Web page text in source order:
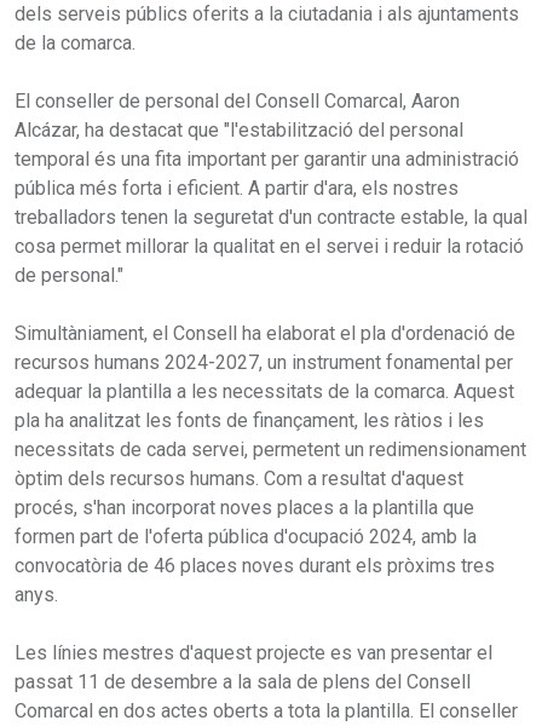
dels serveis públics oferits a la ciutadania i als ajuntaments
de la comarca.
El conseller de personal del Consell Comarcal, Aaron
Alcázar, ha destacat que "l'estabilització del personal
temporal és una fita important per garantir una administració
pública més forta i eficient. A partir d'ara, els nostres
treballadors tenen la seguretat d'un contracte estable, la qual
cosa permet millorar la qualitat en el servei i reduir la rotació
de personal."
Simultàniament, el Consell ha elaborat el pla d'ordenació de
recursos humans 2024-2027, un instrument fonamental per
adequar la plantilla a les necessitats de la comarca. Aquest
pla ha analitzat les fonts de finançament, les ràtios i les
necessitats de cada servei, permetent un redimensionament
òptim dels recursos humans. Com a resultat d'aquest
procés, s'han incorporat noves places a la plantilla que
formen part de l'oferta pública d'ocupació 2024, amb la
convocatòria de 46 places noves durant els pròxims tres
anys.
Les línies mestres d'aquest projecte es van presentar el
passat 11 de desembre a la sala de plens del Consell
Comarcal en dos actes oberts a tota la plantilla. El conseller